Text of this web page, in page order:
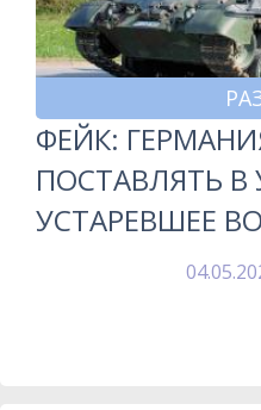
ФЕЙК:
ПОСТАВЛЯТЬ В
УСТАРЕВШЕЕ